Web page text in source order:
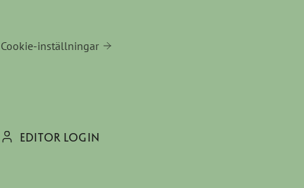
Cookie-inställningar
EDITOR LOGIN